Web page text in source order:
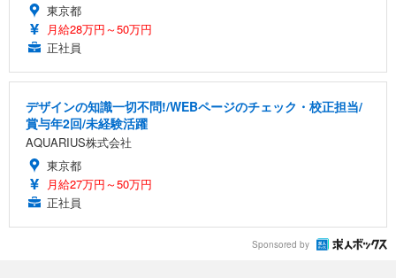
東京都
月給28万円～50万円
正社員
デザインの知識一切不問!/WEBページのチェック・校正担当/
賞与年2回/未経験活躍
AQUARIUS株式会社
東京都
月給27万円～50万円
正社員
Sponsored by